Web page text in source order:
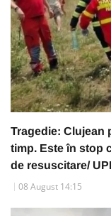
Tragedie: Clujean
timp. Este în stop
de resuscitare/
08 August 14:15